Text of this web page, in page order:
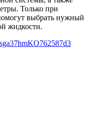
Только при
выбрать нужный
жидкости.